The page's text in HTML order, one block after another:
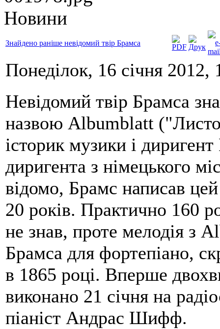
Новини
Знайдено раніше невідомий твір Брамса
Понеділок, 16 січня 2012,
Невідомий твір Брамса
назвою Albumblatt
історик музики і
диригента з німецького
відомо, Брамс написав
20 років. Практично 160
не знав, проте мелодія з
Брамса для фортепіано,
в 1865 році. Вперше
виконано 21 січня на
піаніст Андрас Шифф.